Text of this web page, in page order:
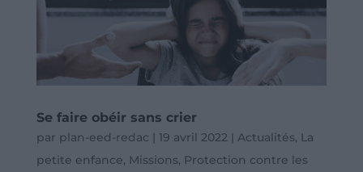
Se faire obéir sans crier
par plan-eed-redac | 19 avril 2022 | Actualités, La
petite enfance, Missions, Protection contre les